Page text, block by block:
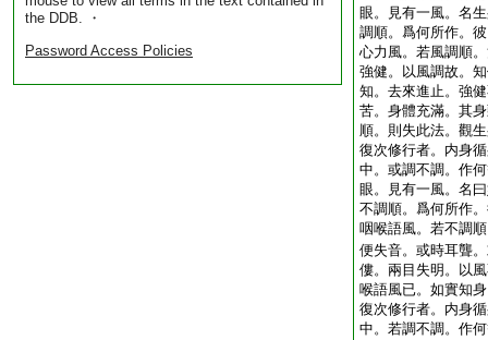
the DDB. ・
Password Access Policies
眼。見有一風。名
調順。爲何所作。
心力風。若風調順
強健。以風調故。
知。去來進止。強
苦。身體充滿。其
順。則失此法。觀
復次修行者。内身
中。或調不調。作
眼。見有一風。名
不調順。爲何所作
咽喉語風。若不調
便失音。或時耳聾
僂。兩目失明。以
喉語風已。如實知身
復次修行者。内身
中。若調不調。作